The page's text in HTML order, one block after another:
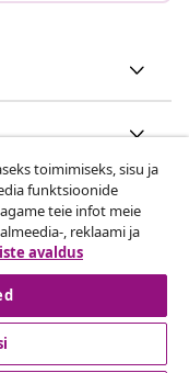
toimimiseks, sisu ja
funktsioonide
teie infot meie
, reklaami ja
avaldus